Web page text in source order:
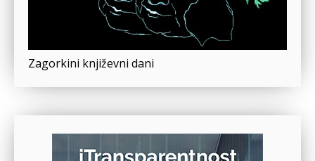
Zagorkini književni dani